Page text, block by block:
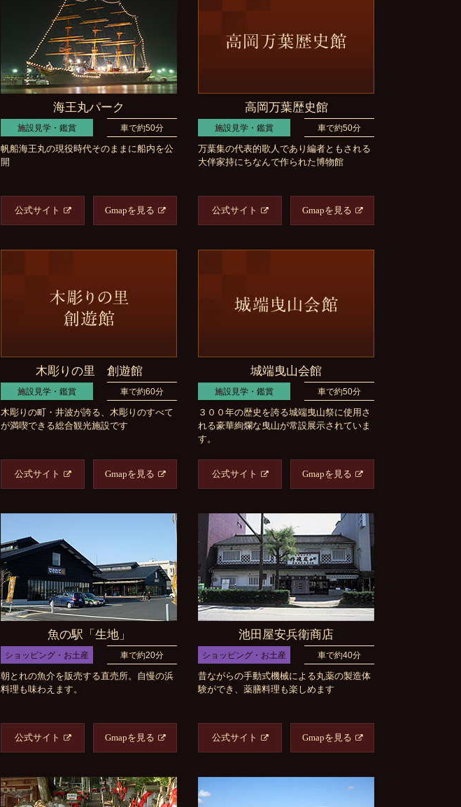
海王丸パーク
施設見学・鑑賞 車で約50分
帆船海王丸の現役時代そのままに船内を公
開
公式サイト Gmapを見る
高岡万葉歴史館
施設見学・鑑賞 車で約50分
万葉集の代表的歌人であり編者ともされる
大伴家持にちなんで作られた博物館
公式サイト Gmapを見る
木彫りの里 創遊館
施設見学・鑑賞 車で約60分
木彫りの町・井波が誇る、木彫りのすべて
が満喫できる総合観光施設です
公式サイト Gmapを見る
城端曳山会館
施設見学・鑑賞 車で約50分
３００年の歴史を誇る城端曳山祭に使用さ
れる豪華絢爛な曳山が常設展示されていま
す。
公式サイト Gmapを見る
魚の駅「生地」
ショッピング・お土産 車で約20分
朝とれの魚介を販売する直売所。自慢の浜
料理も味わえます。
公式サイト Gmapを見る
池田屋安兵衛商店
ショッピング・お土産 車で約40分
昔ながらの手動式機械による丸薬の製造体
験ができ、薬膳料理も楽しめます
公式サイト Gmapを見る